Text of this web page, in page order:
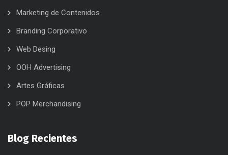
Marketing de Contenidos
Branding Corporativo
Web Desing
OOH Advertising
Artes Gráficas
POP Merchandising
Blog Recientes